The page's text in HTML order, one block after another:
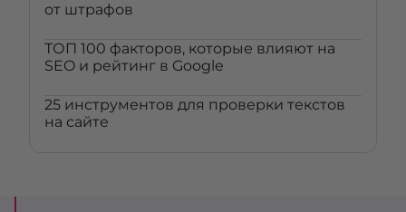
от штрафов
ТОП 100 факторов, которые влияют на
SEO и рейтинг в Google
25 инструментов для проверки текстов
на сайте